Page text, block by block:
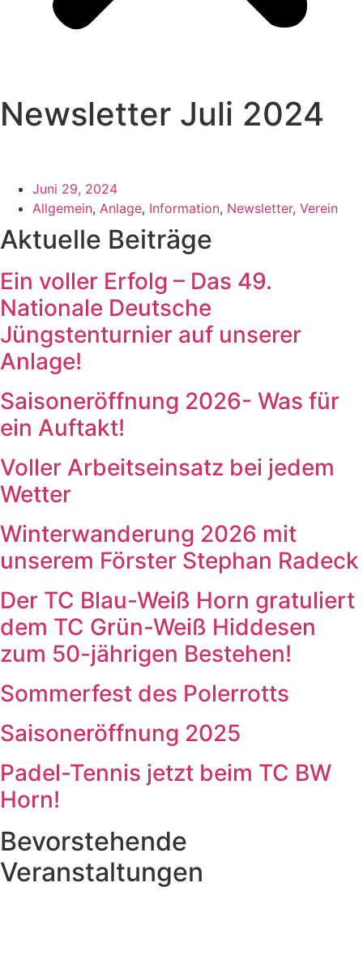
Newsletter Juli 2024
Juni 29, 2024
Allgemein, Anlage, Information, Newsletter, Verein
Aktuelle Beiträge
Ein voller Erfolg – Das 49.
Nationale Deutsche
Jüngstenturnier auf unserer
Anlage!
Saisoneröffnung 2026- Was für
ein Auftakt!
Voller Arbeitseinsatz bei jedem
Wetter
Winterwanderung 2026 mit
unserem Förster Stephan Radeck
Der TC Blau-Weiß Horn gratuliert
dem TC Grün-Weiß Hiddesen
zum 50-jährigen Bestehen!
Sommerfest des Polerrotts
Saisoneröffnung 2025
Padel-Tennis jetzt beim TC BW
Horn!
Bevorstehende
Veranstaltungen